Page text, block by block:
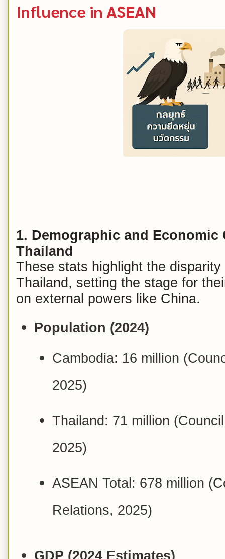
Influence in ASEAN
1. Demographic and
Thailand
These stats highlight the
Thailand, setting the stage for
on external powers like China.
Population (2024)
Cambodia: 16 million
2025)
Thailand: 71 million
2025)
ASEAN Total: 678 million
Relations, 2025)
GDP (2024 Estimates)